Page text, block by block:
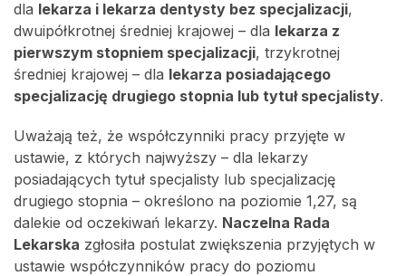
dla lekarza i lekarza dentysty bez specjalizacji,
dwuipółkrotnej średniej krajowej – dla lekarza z
pierwszym stopniem specjalizacji, trzykrotnej
średniej krajowej – dla lekarza posiadającego
specjalizację drugiego stopnia lub tytuł specjalisty.
Uważają też, że współczynniki pracy przyjęte w
ustawie, z których najwyższy – dla lekarzy
posiadających tytuł specjalisty lub specjalizację
drugiego stopnia – określono na poziomie 1,27, są
dalekie od oczekiwań lekarzy. Naczelna Rada
Lekarska zgłosiła postulat zwiększenia przyjętych w
ustawie współczynników pracy do poziomu